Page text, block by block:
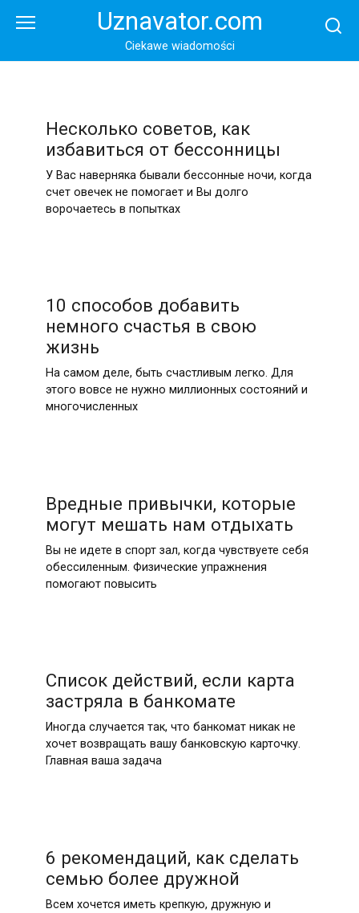
Uznavator.com
Ciekawe wiadomości
Несколько советов, как
избавиться от бессонницы
У Вас наверняка бывали бессонные ночи, когда
счет овечек не помогает и Вы долго
ворочаетесь в попытках
10 способов добавить
немного счастья в свою
жизнь
На самом деле, быть счастливым легко. Для
этого вовсе не нужно миллионных состояний и
многочисленных
Вредные привычки, которые
могут мешать нам отдыхать
Вы не идете в спорт зал, когда чувствуете себя
обессиленным. Физические упражнения
помогают повысить
Список действий, если карта
застряла в банкомате
Иногда случается так, что банкомат никак не
хочет возвращать вашу банковскую карточку.
Главная ваша задача
6 рекомендаций, как сделать
семью более дружной
Всем хочется иметь крепкую, дружную и